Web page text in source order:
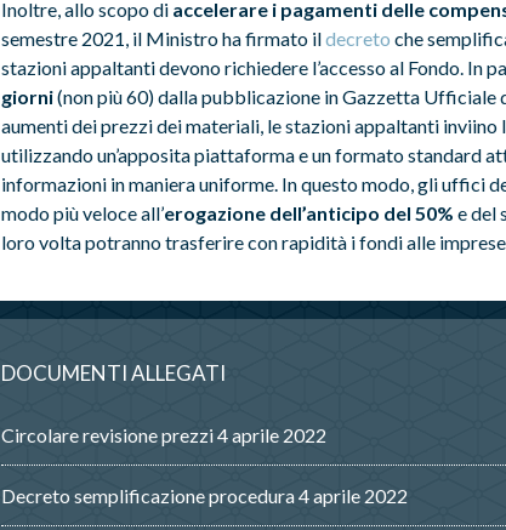
Inoltre, allo scopo di accelerare i pagamenti delle
semestre 2021, il Ministro ha firmato ildecreto che
stazioni appaltanti devono richiedere l’accesso al Fondo. In
giorni(non più 60) dalla pubblicazione in Gazzetta Ufficiale
aumenti dei prezzi dei materiali, le stazioni appaltanti inviino
utilizzando un’apposita piattaforma e un formato standard
informazioni in maniera uniforme. In questo modo, gli uffici
modo più veloce all’erogazione dell’anticipo del 50% e del
loro volta potranno trasferire con rapidità i fondi alle imprese.
DOCUMENTI ALLEGATI
Circolare revisione prezzi 4 aprile 2022
Decreto semplificazione procedura 4 aprile 2022